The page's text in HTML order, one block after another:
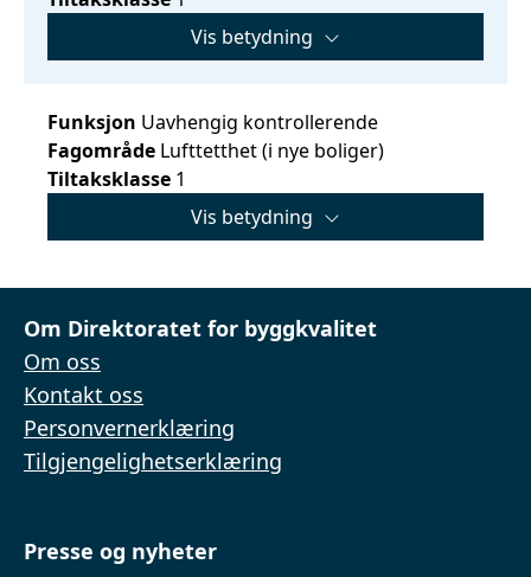
Vis betydning
Funksjon Uavhengig kontrollerende
Fagområde Lufttetthet (i nye boliger)
Tiltaksklasse 1
Vis betydning
Om Direktoratet for byggkvalitet
Om oss
Kontakt oss
Personvernerklæring
Tilgjengelighetserklæring
Presse og nyheter